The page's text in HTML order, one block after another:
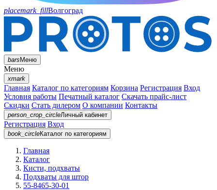
placemark_fillВолгоград
barsМеню
Меню
xmark
Главная Каталог по категориям Корзина Регистрация Вход
Условия работы Печатный каталог Скачать прайс-лист
Скидки Стать дилером О компании Контакты
person_crop_circleЛичный кабинет
Регистрация Вход
book_circleКаталог по категориям
Главная
Каталог
Кисти, подхваты
Подхваты для штор
55-8465-30-01